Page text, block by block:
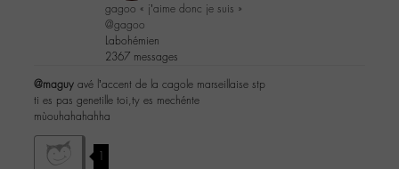
gagoo « j’aime donc je suis »
@gagoo
Labohémien
2367 messages
@maguy avé l’accent de la cagole marseillaise stp
ti es pas genetille toi,ty es mechénte
mùouhahahahha
1